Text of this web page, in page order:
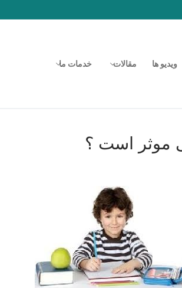
خدمات ما مقالات ویدیو ها
موثر است ؟